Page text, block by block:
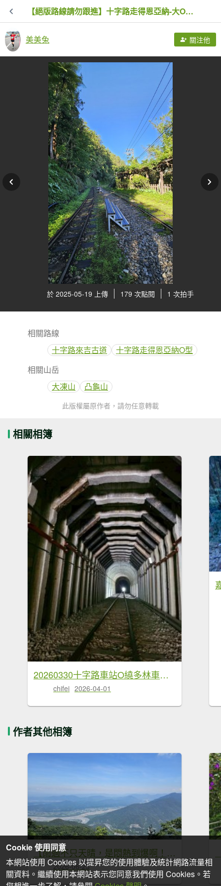
【絕版路線請勿跟進】十字路走得恩亞納-大O繞13.4K
美美兔 關注他
於 2025-05-19 上傳 179 次點閱 1 次拍手
相關路線
十字路來吉古道
十字路走得恩亞納O型
相關山岳
大凍山
凸龜山
此版權屬原作者，請勿任意轉載
相關相簿
20260330十字路車站O繞多林車站 得恩亞納
chifei 2026-04-01
作者其他相簿
【雨過不只天晴，是悶熱到爆啊！😵😵‍💫】第22次下尾寮山。
2026-06-23
Cookie 使用同意
本網站使用 Cookies 以提昇您的使用體驗及統計網路流量相
關資料。繼續使用本網站表示您同意我們使用 Cookies。若